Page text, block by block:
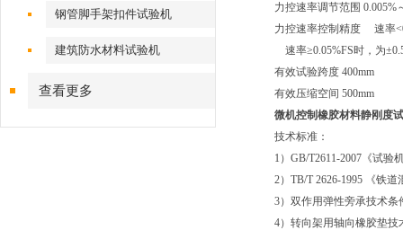
钢管脚手架扣件试验机
建筑防水材料试验机
查看更多
力控速率调节范围 0.005%
力控速率控制精度 速率
速率≥0.05%FS时，为
有效试验跨度 400mm
有效压缩空间 500mm
微机控制橡胶材料静刚度
技术标准：
1）GB/T2611-2007《试验
2）TB/T 2626-1995 《铁
3）双作用弹性旁承技术条
4）转向架用轴向橡胶垫技